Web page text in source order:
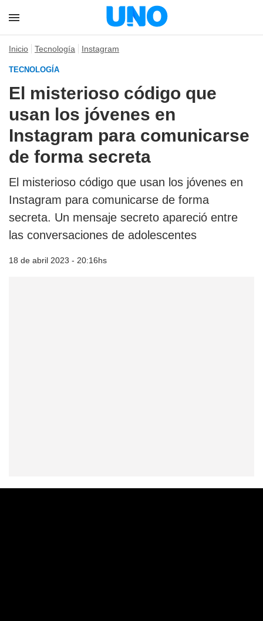
Inicio Tecnología Instagram
TECNOLOGÍA
El misterioso código que
usan los jóvenes en
Instagram para comunicarse
de forma secreta
El misterioso código que usan los jóvenes en
Instagram para comunicarse de forma
secreta. Un mensaje secreto apareció entre
las conversaciones de adolescentes
18 de abril 2023 - 20:16hs